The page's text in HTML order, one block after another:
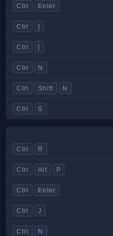
Ctrl Enter
Ctrl ]
Ctrl [
Ctrl N
Ctrl Shift N
Ctrl S
Ctrl R
Ctrl Alt P
Ctrl Enter
Ctrl J
Ctrl N